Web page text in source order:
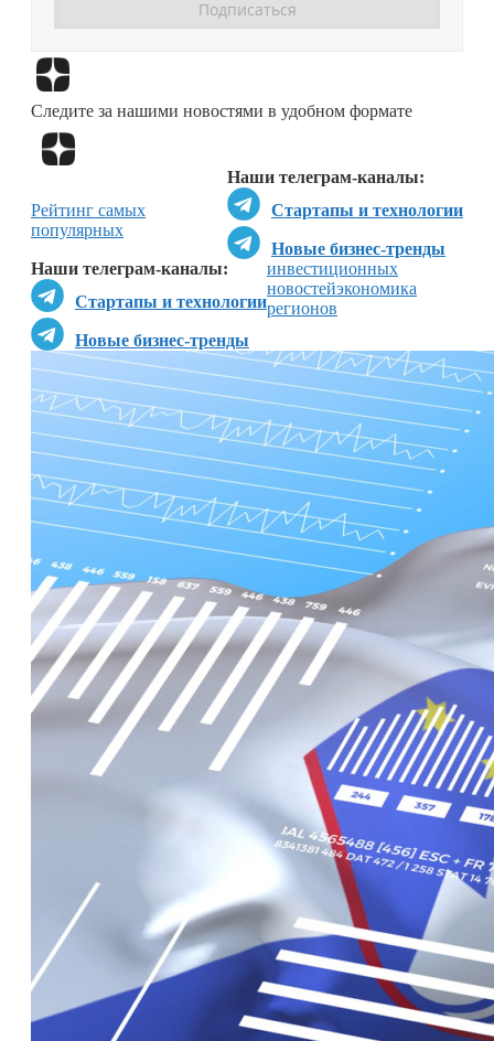
Следите за нашими новостями в удобном формате
Наши телеграм-каналы:
Стартапы и технологии
Новые бизнес-тренды
Наши телеграм-каналы:
Стартапы и технологии
Новые бизнес-тренды
Рейтинг самых
популярных
инвестиционных
новостейэкономика
регионов